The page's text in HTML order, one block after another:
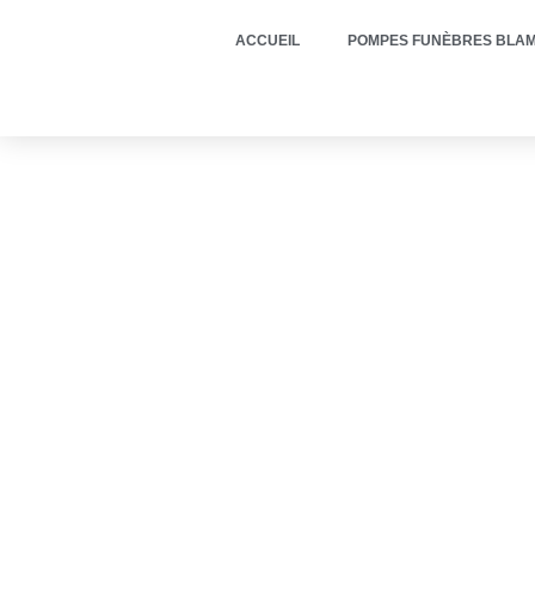
ACCUEIL POMPES FUNÈBRES